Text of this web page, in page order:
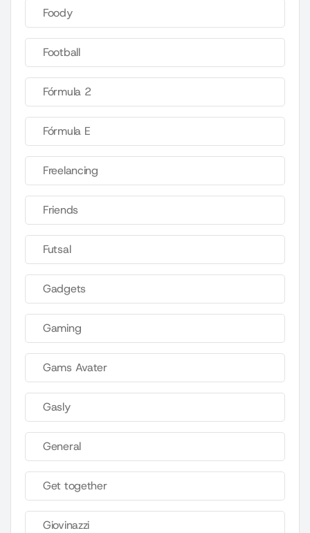
Foody
Football
Fórmula 2
Fórmula E
Freelancing
Friends
Futsal
Gadgets
Gaming
Gams Avater
Gasly
General
Get together
Giovinazzi